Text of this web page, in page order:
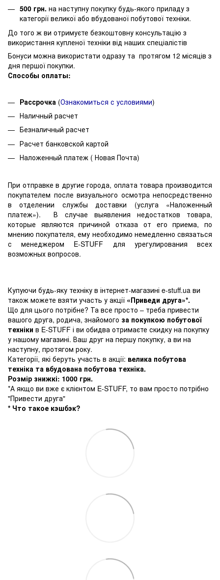
500 грн. на наступну покупку будь-якого приладу з
категорії великої або вбудованої побутової техніки.
До того ж ви отримуєте безкоштовну консультацію з
використання купленої техніки від наших спеціалістів
Бонуси можна використати одразу та протягом 12 місяців з
дня першої покупки.
Способы оплаты:
Рассрочка (Ознакомиться с условиями)
Наличный расчет
Безналичный расчет
Расчет банковской картой
Наложенный платеж ( Новая Почта)
При отправке в другие города, оплата товара производится
покупателем после визуального осмотра непосредственно
в отделении службы доставки (услуга «Наложенный
платеж»). В случае выявления недостатков товара,
которые являются причиной отказа от его приема, по
мнению покупателя, ему необходимо немедленно связаться
с менеджером E-STUFF для урегулирования всех
возможных вопросов.
Купуючи будь-яку техніку в інтернет-магазині e-stuff.ua ви
також можете взяти участь у акції «Приведи друга»*.
Що для цього потрібне? Та все просто – треба привести
вашого друга, родича, знайомого за покупкою побутової
техніки в E-STUFF і ви обидва отримаєте скидку на покупку
у нашому магазині. Ваш друг на першу покупку, а ви на
наступну, протягом року.
Категорії, які беруть участь в акції: велика побутова
техніка та вбудована побутова техніка.
Розмір знижкі: 1000 грн.
*А якщо ви вже є клієнтом E-STUFF, то вам просто потрібно
"Привести друга"
* Что такое кэшбэк?